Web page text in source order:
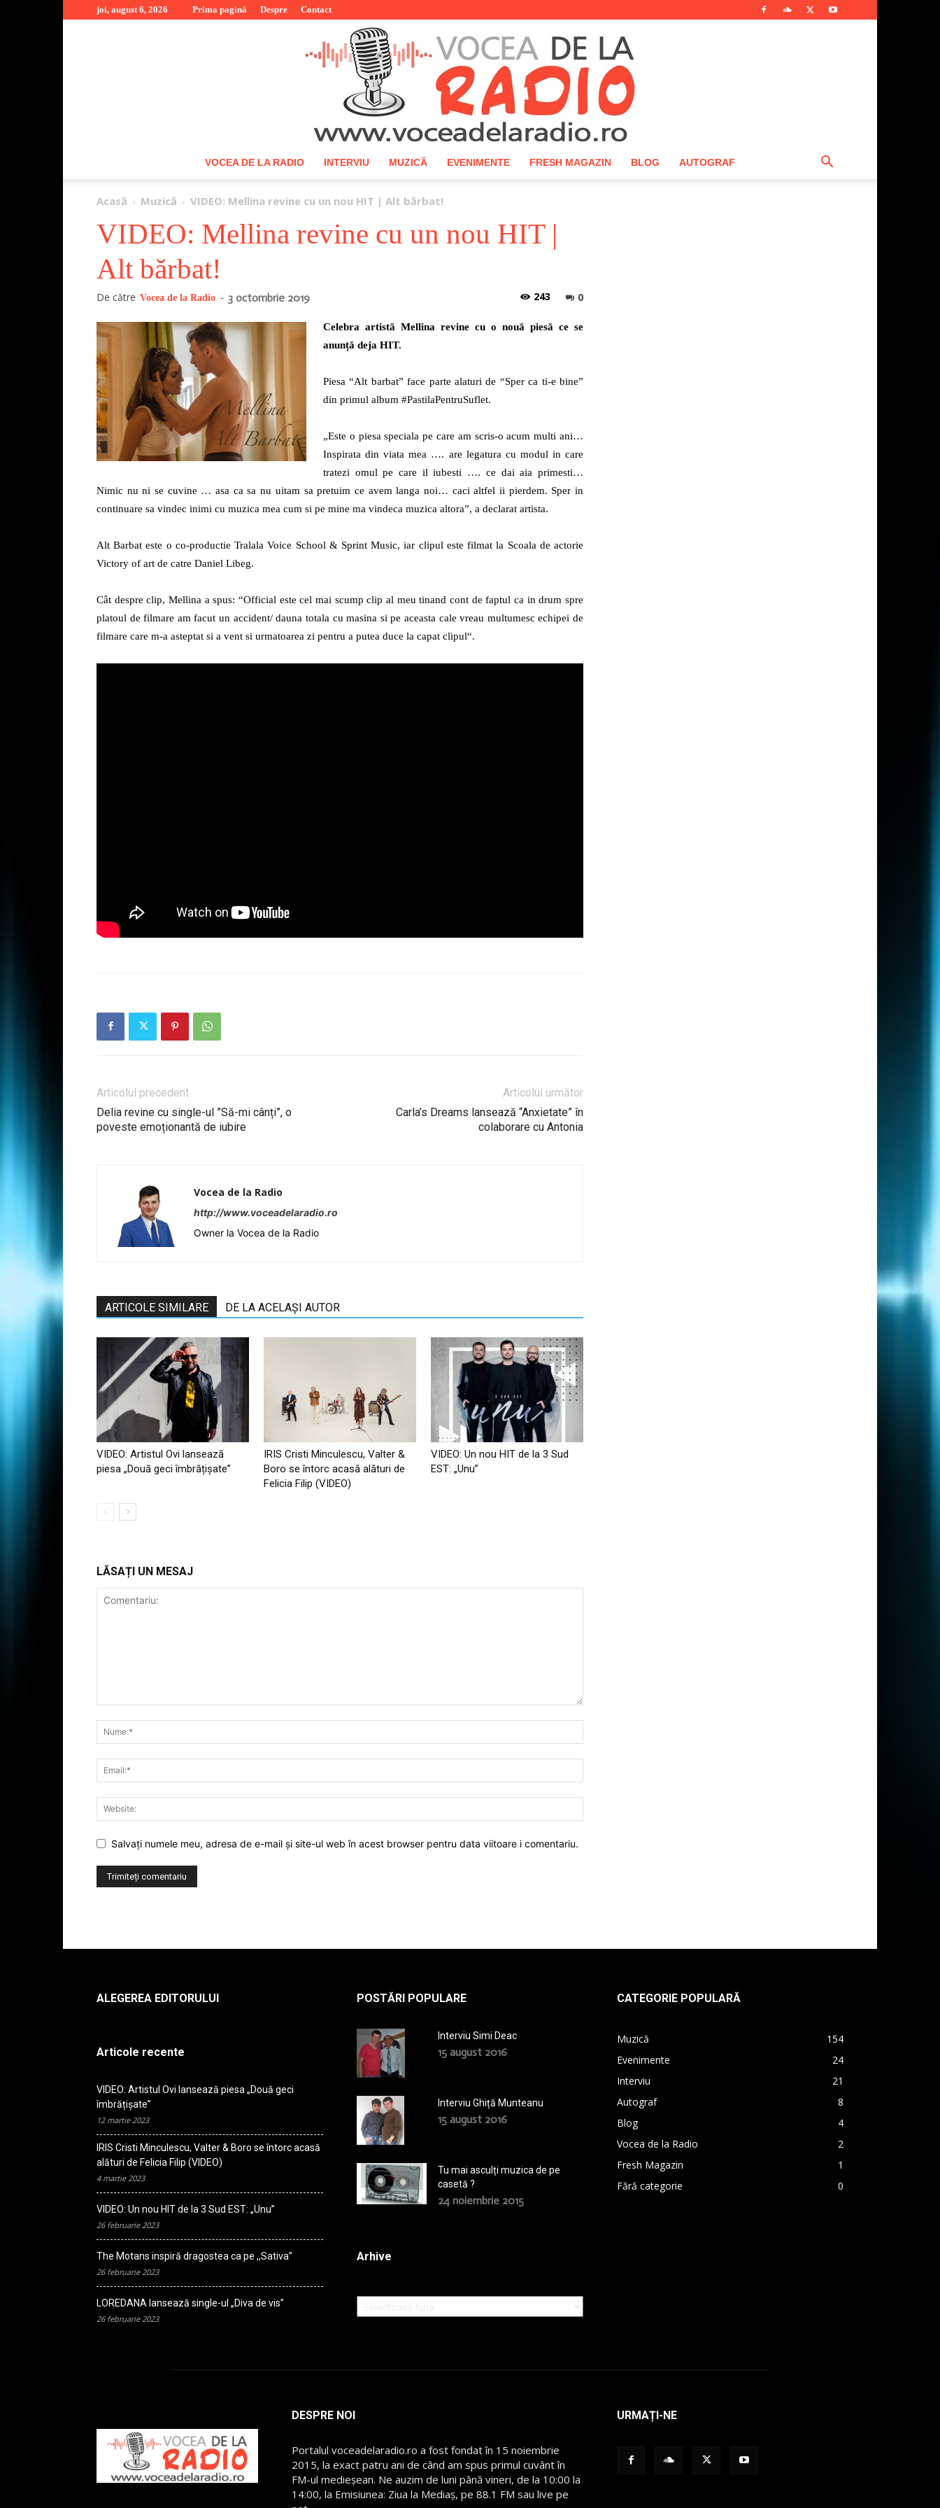
joi, august 6, 2026 Prima pagină Despre Contact
radio
VOCEA DE LA RADIO INTERVIU MUZICĂ EVENIMENTE FRESH MAGAZIN BLOG AUTOGRAF
Acasă Muzică VIDEO: Mellina revine cu un nou HIT | Alt bărbat!
VIDEO: Mellina revine cu un nou HIT |
Alt bărbat!
De către Vocea de la Radio - 3 octombrie 2019 0
243
Celebra artistă Mellina revine cu o nouă piesă ce se
anunță deja HIT.
Piesa “Alt barbat” face parte alaturi de “Sper ca ti-e bine”
din primul album #PastilaPentruSuflet.
„Este o piesa speciala pe care am scris-o acum multi ani…
Inspirata din viata mea …. are legatura cu modul in care
tratezi omul pe care il iubesti …. ce dai aia primesti…
Nimic nu ni se cuvine … asa ca sa nu uitam sa pretuim ce avem langa noi… caci altfel ii pierdem. Sper in
continuare sa vindec inimi cu muzica mea cum si pe mine ma vindeca muzica altora”, a declarat artista.
Alt Barbat este o co-productie Tralala Voice School & Sprint Music, iar clipul este filmat la Scoala de actorie
Victory of art de catre Daniel Libeg.
Cât despre clip, Mellina a spus: “Official este cel mai scump clip al meu tinand cont de faptul ca in drum spre
platoul de filmare am facut un accident/ dauna totala cu masina si pe aceasta cale vreau multumesc echipei de
filmare care m-a asteptat si a vent si urmatoarea zi pentru a putea duce la capat clipul“.
Articolul precedent
Delia revine cu single-ul ”Să-mi cânți”, o
poveste emoționantă de iubire
Articolul următor
Carla’s Dreams lansează “Anxietate” în
colaborare cu Antonia
Vocea de la Radio
http://www.voceadelaradio.ro
Owner la Vocea de la Radio
ARTICOLE SIMILARE DE LA ACELAȘI AUTOR
VIDEO: Artistul Ovi lansează
piesa „Două geci îmbrățișate”
IRIS Cristi Minculescu, Valter &
Boro se întorc acasă alături de
Felicia Filip (VIDEO)
VIDEO: Un nou HIT de la 3 Sud
EST: „Unu”
LĂSAȚI UN MESAJ
Salvați numele meu, adresa de e-mail și site-ul web în acest browser pentru data viitoare i comentariu.
ALEGEREA EDITORULUI
Articole recente
VIDEO: Artistul Ovi lansează piesa „Două geci
îmbrățișate”
12 martie 2023
IRIS Cristi Minculescu, Valter & Boro se întorc acasă
alături de Felicia Filip (VIDEO)
4 martie 2023
VIDEO: Un nou HIT de la 3 Sud EST: „Unu”
26 februarie 2023
The Motans inspiră dragostea ca pe ,,Sativa”
26 februarie 2023
LOREDANA lansează single-ul „Diva de vis”
26 februarie 2023
POSTĂRI POPULARE
Interviu Simi Deac
15 august 2016
Interviu Ghiță Munteanu
15 august 2016
Tu mai asculți muzica de pe
casetă ?
24 noiembrie 2015
Arhive
Arhive
CATEGORIE POPULARĂ
Muzică
154
Evenimente
24
Interviu
21
Autograf
8
Blog
4
Vocea de la Radio
2
Fresh Magazin
1
Fără categorie
0
DESPRE NOI
Portalul voceadelaradio.ro a fost fondat în 15 noiembrie
2015, la exact patru ani de când am spus primul cuvânt în
FM-ul medieșean. Ne auzim de luni până vineri, de la 10:00 la
14:00, la Emisiunea: Ziua la Mediaș, pe 88.1 FM sau live pe
URMAȚI-NE